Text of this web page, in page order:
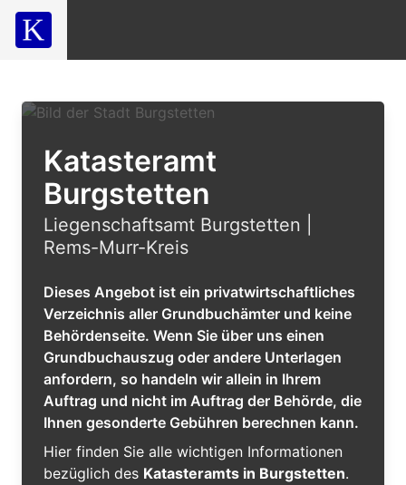
Katasteramt
Burgstetten
Liegenschaftsamt Burgstetten |
Rems-Murr-Kreis
Dieses Angebot ist ein privatwirtschaftliches
Verzeichnis aller Grundbuchämter und keine
Behördenseite. Wenn Sie über uns einen
Grundbuchauszug oder andere Unterlagen
anfordern, so handeln wir allein in Ihrem
Auftrag und nicht im Auftrag der Behörde, die
Ihnen gesonderte Gebühren berechnen kann.
Hier finden Sie alle wichtigen Informationen
bezüglich des Katasteramts in Burgstetten.